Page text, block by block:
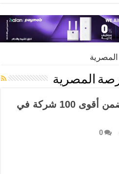
المصرية
المصرية
إم بي للهندسة تتألق ضمن أقوى 100 شركة في
0